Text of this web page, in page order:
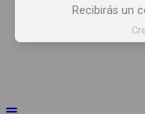
Recibirás un